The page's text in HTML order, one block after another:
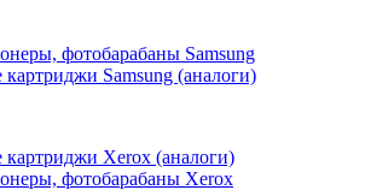
фотобарабаны Samsung
Samsung (аналоги)
Xerox (аналоги)
фотобарабаны Xerox